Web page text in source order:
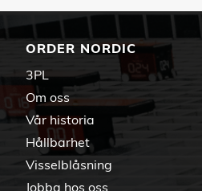
ORDER NORDIC
3PL
Om oss
Vår historia
Hållbarhet
Visselblåsning
Jobba hos oss